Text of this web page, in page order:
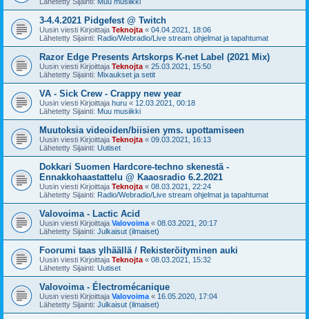
3-4.4.2021 Pidgefest @ Twitch
Uusin viesti Kirjoittaja Teknojta « 04.04.2021, 18:06
Lähetetty Sijainti: Radio/Webradio/Live stream ohjelmat ja tapahtumat
Razor Edge Presents Artskorps K-net Label (2021 Mix)
Uusin viesti Kirjoittaja Teknojta « 25.03.2021, 15:50
Lähetetty Sijainti: Mixaukset ja setit
VA - Sick Crew - Crappy new year
Uusin viesti Kirjoittaja huru « 12.03.2021, 00:18
Lähetetty Sijainti: Muu musiikki
Muutoksia videoiden/biisien yms. upottamiseen
Uusin viesti Kirjoittaja Teknojta « 09.03.2021, 16:13
Lähetetty Sijainti: Uutiset
Dokkari Suomen Hardcore-techno skenestä -
Ennakkohaastattelu @ Kaaosradio 6.2.2021
Uusin viesti Kirjoittaja Teknojta « 08.03.2021, 22:24
Lähetetty Sijainti: Radio/Webradio/Live stream ohjelmat ja tapahtumat
Valovoima - Lactic Acid
Uusin viesti Kirjoittaja Valovoima « 08.03.2021, 20:17
Lähetetty Sijainti: Julkaisut (ilmaiset)
Foorumi taas ylhäällä / Rekisteröityminen auki
Uusin viesti Kirjoittaja Teknojta « 08.03.2021, 15:32
Lähetetty Sijainti: Uutiset
Valovoima - Électromécanique
Uusin viesti Kirjoittaja Valovoima « 16.05.2020, 17:04
Lähetetty Sijainti: Julkaisut (ilmaiset)